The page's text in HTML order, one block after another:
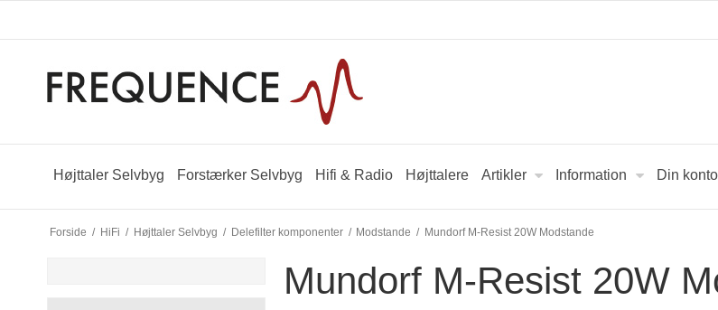
Højttaler Selvbyg Forstærker Selvbyg Hifi & Radio Højttalere Artikler Information Din konto
Forside / HiFi / Højttaler Selvbyg / Delefilter komponenter / Modstande / Mundorf M-Resist 20W Modstande
Mundorf M-Resist 20W